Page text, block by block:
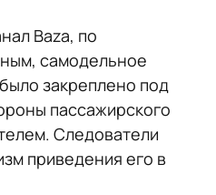
Baza, по
самодельное
закреплено под
пассажирского
Следователи
приведения его в